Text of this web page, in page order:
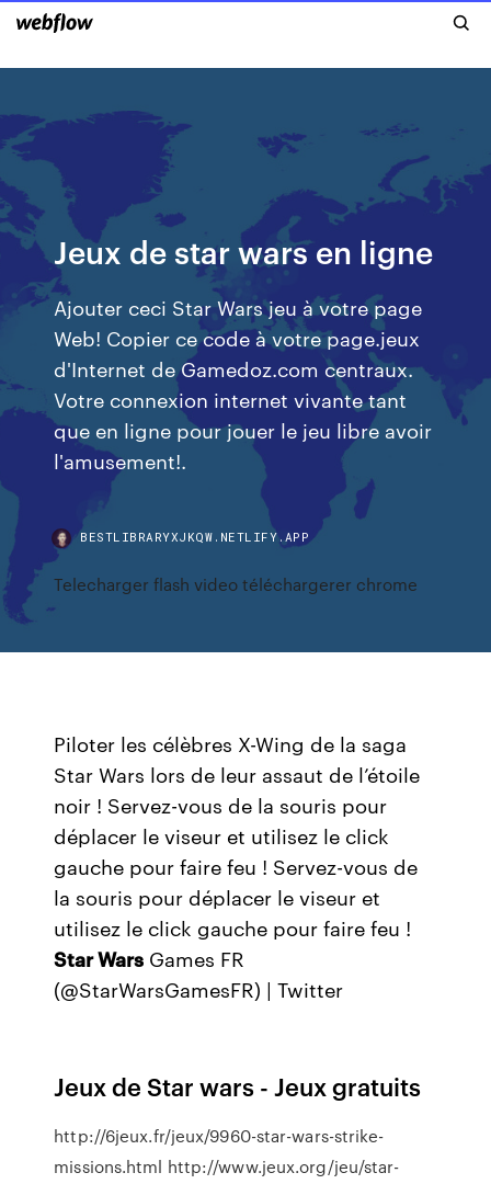
Jeux de star wars en ligne
Ajouter ceci Star Wars jeu à votre page
Web! Copier ce code à votre page.jeux
d'Internet de Gamedoz.com centraux.
Votre connexion internet vivante tant
que en ligne pour jouer le jeu libre avoir
l'amusement!.
BESTLIBRARYXJKQW.NETLIFY.APP
Telecharger flash video téléchargerer chrome
Piloter les célèbres X-Wing de la saga
Star Wars lors de leur assaut de l’étoile
noir ! Servez-vous de la souris pour
déplacer le viseur et utilisez le click
gauche pour faire feu ! Servez-vous de
la souris pour déplacer le viseur et
utilisez le click gauche pour faire feu !
Star Wars Games FR
(@StarWarsGamesFR) | Twitter
Jeux de Star wars - Jeux gratuits
http://6jeux.fr/jeux/9960-star-wars-strike-
missions.html http://www.jeux.org/jeu/star-